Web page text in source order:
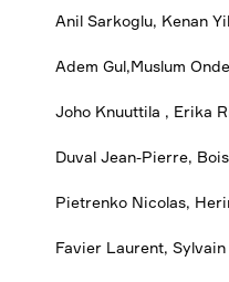
Anil Sarkoglu, Kenan
Adem Gul,Muslum
Joho Knuuttila , Erika
Duval Jean-Pierre,
Pietrenko Nicolas,
Favier Laurent,